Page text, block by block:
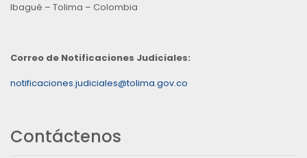
Ibagué – Tolima – Colombia
Correo de Notificaciones Judiciales:
notificaciones.judiciales@tolima.gov.co
Contáctenos